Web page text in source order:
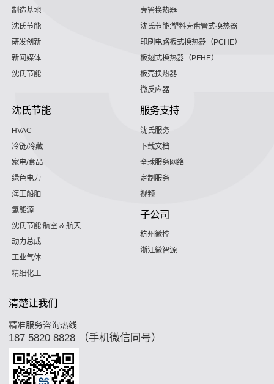
制造基地
沈氏节能
研发创新
新闻媒体
沈氏节能
壳管换热器
沈氏节能:塑料壳盘管式换热器
印刷电路板式换热器（PCHE）
板翅式换热器（PFHE）
板壳换热器
微反应器
沈氏节能
HVAC
冷链/冷藏
家电/食品
绿色电力
海工船舶
氢能源
沈氏节能:航空 & 航天
动力总成
工业气体
精细化工
服务支持
沈氏服务
下载文档
全球服务网络
定制服务
视频
子公司
杭州微控
浙江微智源
清楚让我们
精准服务咨询热线
187 5820 8828 （手机微信同号）